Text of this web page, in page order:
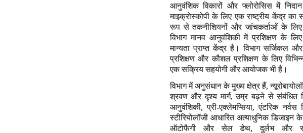
आनुवंशिक विकारों और फ्लोरोसिस में
माइक्रोस्कोपी के लिए एक राष्ट्रीय केंद्र का
रूप से तकनीशियनों और जांचकर्ताओं के लिए
विभाग मानव आनुवंशिकी में प्रशिक्षण के लिए
मान्यता प्राप्त केंद्र है। विभाग सर्जिकल और
प्रशिक्षण और कौशल प्रशिक्षण के लिए
एक सक्रिय सहयोगी और आयोजक भी है।
विभाग में अनुसंधान के मुख्य क्षेत्र हैं,
श्रवण और दृश्य मार्ग, उम्र बढ़ने से संबंधित
आनुवंशिकी, प्री-एक्लेमप्सिया, एंटरिक नर्वस
स्टीरियोलॉजी आधारित अत्याधुनिक डिजाइन
ऑटोफैगी और सेल डेथ, दुर्लभ और